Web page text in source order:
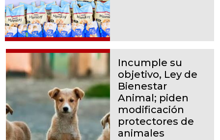
Incumple su
objetivo, Ley de
Bienestar
Animal; piden
modificación
protectores de
animales